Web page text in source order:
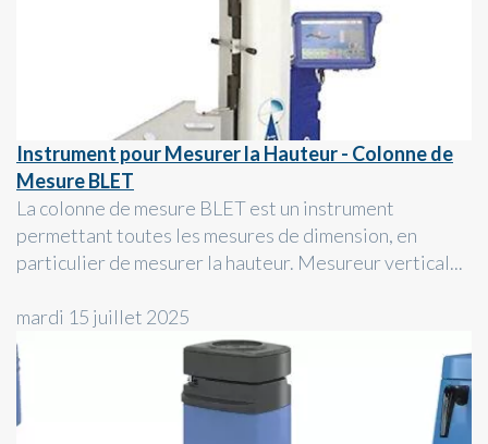
Instrument pour Mesurer la Hauteur - Colonne de
Mesure BLET
La colonne de mesure BLET est un instrument
permettant toutes les mesures de dimension, en
particulier de mesurer la hauteur. Mesureur vertical...
mardi 15 juillet 2025